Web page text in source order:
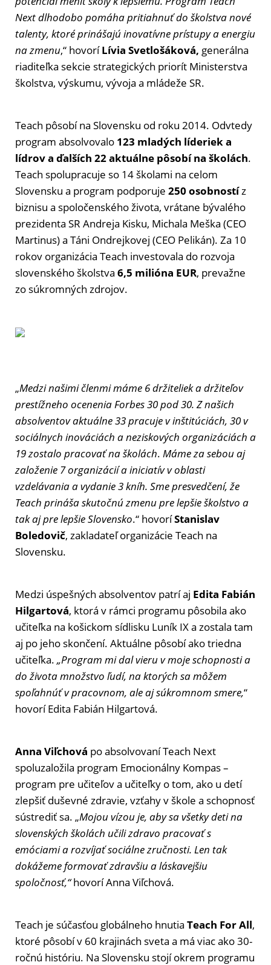
Next dlhodobo pomáha pritiahnuť do školstva nové
talenty, ktoré prinášajú inovatívne prístupy a energiu
na zmenu,“ hovoríLívia Svetlošáková, generálna
riaditeľka sekcie strategických priorít Ministerstva
školstva, výskumu, vývoja a mládeže SR.
Teach pôsobí na Slovensku od roku 2014. Odvtedy
program absolvovalo 123 mladých líderiek a
lídrov a ďalších 22 aktuálne pôsobí na školách.
Teach spolupracuje so 14 školami na celom
Slovensku a program podporuje 250 osobnostíz
biznisu a spoločenského života, vrátane bývalého
prezidenta SR Andreja Kisku, Michala Meška (CEO
Martinus) a Táni Ondrejkovej (CEO Pelikán). Za 10
rokov organizácia Teach investovala do rozvoja
slovenského školstva 6,5 milióna EUR, prevažne
zo súkromných zdrojov.
„Medzi našimi členmi máme 6 držiteliek a držiteľov
prestížneho ocenenia Forbes 30 pod 30. Z našich
absolventov aktuálne 33 pracuje v inštitúciách, 30 v
sociálnych inováciách a neziskových organizáciách a
19 zostalo pracovať na školách. Máme za sebou aj
založenie 7 organizácií a iniciatív v oblasti
vzdelávania a vydanie 3 kníh. Sme presvedčení, že
Teach prináša skutočnú zmenu pre lepšie školstvo a
tak aj pre lepšie Slovensko.“ hovoríStanislav
Boledovič, zakladateľ organizácie Teach na
Slovensku.
Medzi úspešných absolventov patrí aj Edita Fabián
Hilgartová, ktorá v rámci programu pôsobila ako
učiteľka na košickom sídlisku Luník IX a zostala tam
aj po jeho skončení. Aktuálne pôsobí ako triedna
učiteľka. „Program mi dal vieru v moje schopnosti a
do života množstvo ľudí, na ktorých sa môžem
spoľahnúť v pracovnom, ale aj súkromnom smere,“
hovorí Edita Fabián Hilgartová.
Anna Viľchová po absolvovaní Teach Next
spoluzaložila program Emocionálny Kompas –
program pre učiteľov a učiteľky o tom, ako u detí
zlepšiť duševné zdravie, vzťahy v škole a schopnosť
sústrediť sa. „Mojou vízou je, aby sa všetky deti na
slovenských školách učili zdravo pracovať s
emóciami a rozvíjať sociálne zručnosti. Len tak
dokážeme formovať zdravšiu a láskavejšiu
spoločnosť,“hovorí Anna Viľchová.
Teach je súčasťou globálneho hnutia Teach For All,
ktoré pôsobí v 60 krajinách sveta a má viac ako 30-
ročnú históriu. Na Slovensku stojí okrem programu